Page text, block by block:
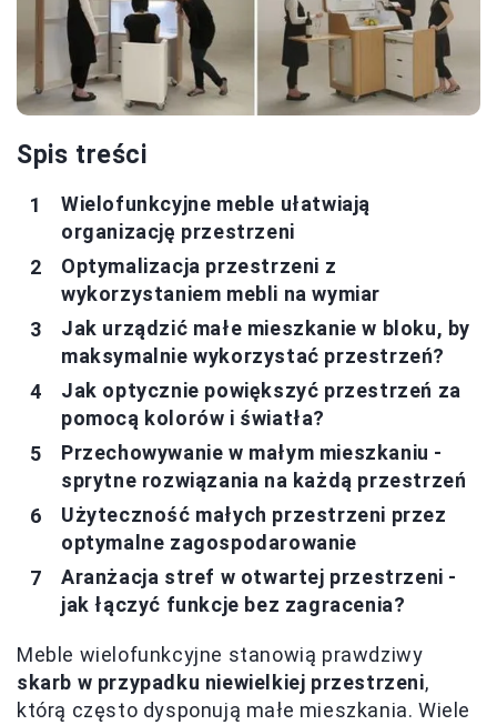
Spis treści
Wielofunkcyjne meble ułatwiają
organizację przestrzeni
Optymalizacja przestrzeni z
wykorzystaniem mebli na wymiar
Jak urządzić małe mieszkanie w bloku, by
maksymalnie wykorzystać przestrzeń?
Jak optycznie powiększyć przestrzeń za
pomocą kolorów i światła?
Przechowywanie w małym mieszkaniu -
sprytne rozwiązania na każdą przestrzeń
Użyteczność małych przestrzeni przez
optymalne zagospodarowanie
Aranżacja stref w otwartej przestrzeni -
jak łączyć funkcje bez zagracenia?
Meble wielofunkcyjne stanowią prawdziwy
skarb w przypadku niewielkiej przestrzeni,
którą często dysponują małe mieszkania. Wiele